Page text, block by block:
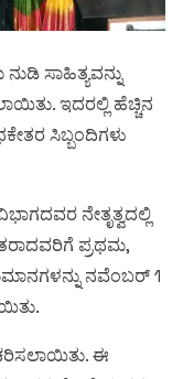
ಸಾಹಿತ್ಯವನ್ನು
ಇದರಲ್ಲಿ ಹೆಚ್ಚಿನ
ಸಿಬ್ಬಂದಿಗಳು
ನೇತೃತ್ವದಲ್ಲಿ
ಪ್ರಥಮ,
ನವೆಂಬರ್ 1
ಈ